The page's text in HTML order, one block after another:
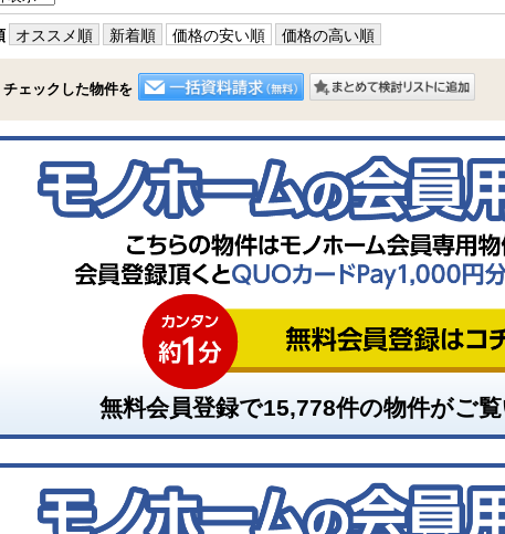
オススメ順 新着順 価格の安い順 価格の高い順
チェックした物件を
無料会員登録で15,778件の物件がご覧